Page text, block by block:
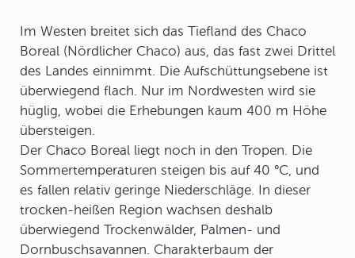
Im Westen breitet sich das Tiefland des Chaco
Boreal (Nördlicher Chaco) aus, das fast zwei Drittel
des Landes einnimmt. Die Aufschüttungsebene ist
überwiegend flach. Nur im Nordwesten wird sie
hüglig, wobei die Erhebungen kaum 400 m Höhe
übersteigen.
Der Chaco Boreal liegt noch in den Tropen. Die
Sommertemperaturen steigen bis auf 40 °C, und
es fallen relativ geringe Niederschläge. In dieser
trocken-heißen Region wachsen deshalb
überwiegend Trockenwälder, Palmen- und
Dornbuschsavannen. Charakterbaum der